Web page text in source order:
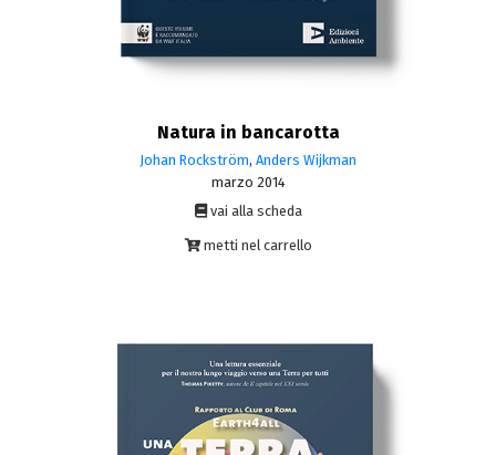
Natura in bancarotta
Johan Rockström, Anders Wijkman
marzo 2014
vai alla scheda
metti nel carrello